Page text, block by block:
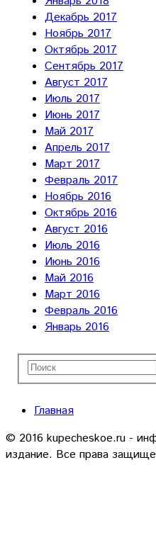
Декабрь 2017
Ноябрь 2017
Октябрь 2017
Сентябрь 2017
Август 2017
Июль 2017
Июнь 2017
Май 2017
Апрель 2017
Март 2017
Февраль 2017
Ноябрь 2016
Октябрь 2016
Август 2016
Июль 2016
Июнь 2016
Май 2016
Март 2016
Февраль 2016
Январь 2016
Главная
© 2016 kupecheskoe.ru -
издание. Все права